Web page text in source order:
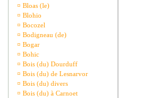
¤ Bloas (le)
¤ Blohio
¤ Bocozel
¤ Bodigneau (de)
¤ Bogar
¤ Bohic
¤ Bois (du) Dourduff
¤ Bois (du) de Lesnarvor
¤ Bois (du) divers
¤ Bois (du) à Carnoet